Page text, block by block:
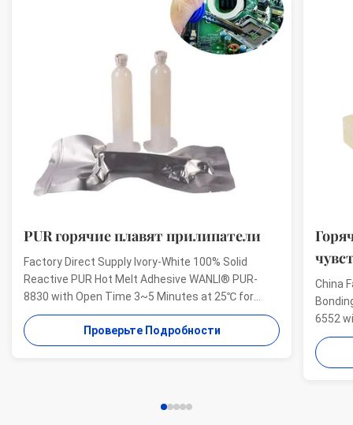
прилипатели
White 100% Solid
Adhesive WANLI® PUR-
3~5 Minutes at 25℃ for
Perfect Bonding
melt adhesive PUR-8830
bonding is a single-
Подробности
Горячий расплавьте
чувствительные
China Factory Promotion
Bonding PSA Hot Melt
6552 with Viscosity About
And High Viscosity, High Peeling
Aging Resistance Wanli®
melt adhesive TPR-6552 for
Проверьте